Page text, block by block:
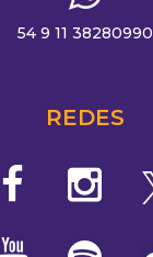
54 9 11 38280990
REDES